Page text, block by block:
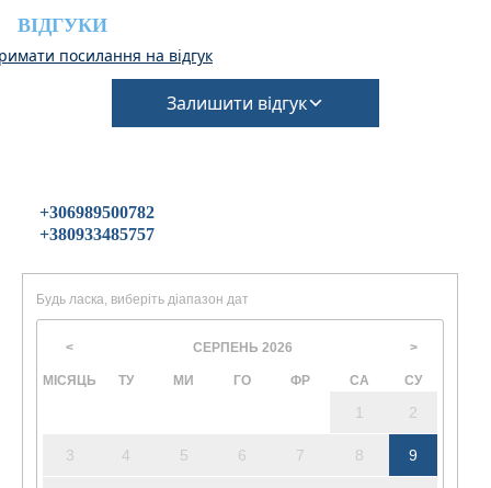
під час бронювання.
(Потрібна додаткова плата за прибирання та заставу
на випадок пошкодження майна)
ВІДГУКИ
посилання на відгук
Залишити відгук
+306989500782
+380933485757
Будь ласка, виберіть діапазон дат
< СЕРПЕНЬ 2026 >
МІСЯЦЬ ТУ МИ ГО ФР СА СУ
1 2
3 4 5 6 7 8 9